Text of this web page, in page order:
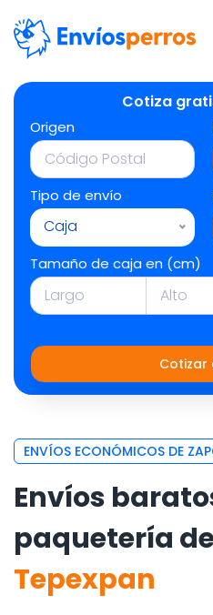
Cotiza
Origen
Tipo de envío
Caja
Tamaño de caja en (cm)
Cotizar
ENVÍOS ECONÓMICOS DE
Envíos
paquetería
Tepexpan